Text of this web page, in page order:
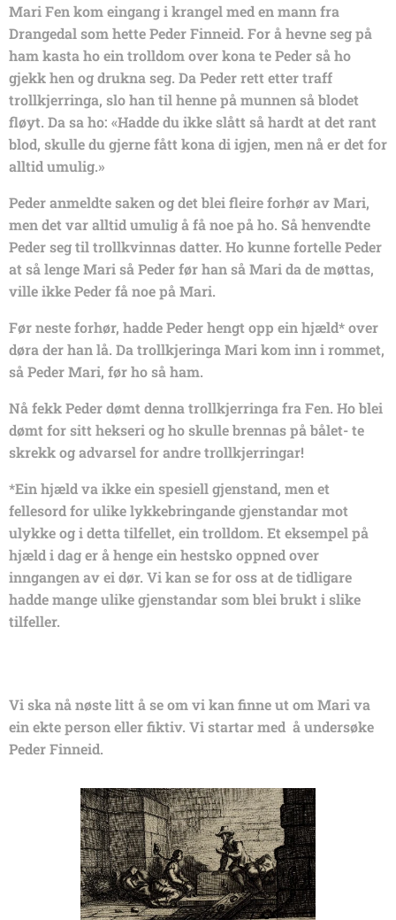
Mari Fen kom eingang i krangel med en mann fra
Drangedal som hette Peder Finneid. For å hevne seg på
ham kasta ho ein trolldom over kona te Peder så ho
gjekk hen og drukna seg. Da Peder rett etter traff
trollkjerringa, slo han til henne på munnen så blodet
fløyt. Da sa ho: «Hadde du ikke slått så hardt at det rant
blod, skulle du gjerne fått kona di igjen, men nå er det for
alltid umulig.»
Peder anmeldte saken og det blei fleire forhør av Mari,
men det var alltid umulig å få noe på ho. Så henvendte
Peder seg til trollkvinnas datter. Ho kunne fortelle Peder
at så lenge Mari så Peder før han så Mari da de møttas,
ville ikke Peder få noe på Mari.
Før neste forhør, hadde Peder hengt opp ein hjæld* over
døra der han lå. Da trollkjeringa Mari kom inn i rommet,
så Peder Mari, før ho så ham.
Nå fekk Peder dømt denna trollkjerringa fra Fen. Ho blei
dømt for sitt hekseri og ho skulle brennas på bålet- te
skrekk og advarsel for andre trollkjerringar!
*Ein hjæld va ikke ein spesiell gjenstand, men et
fellesord for ulike lykkebringande gjenstandar mot
ulykke og i detta tilfellet, ein trolldom. Et eksempel på
hjæld i dag er å henge ein hestsko oppned over
inngangen av ei dør. Vi kan se for oss at de tidligare
hadde mange ulike gjenstandar som blei brukt i slike
tilfeller.
Vi ska nå nøste litt å se om vi kan finne ut om Mari va
ein ekte person eller fiktiv. Vi startar med å undersøke
Peder Finneid.